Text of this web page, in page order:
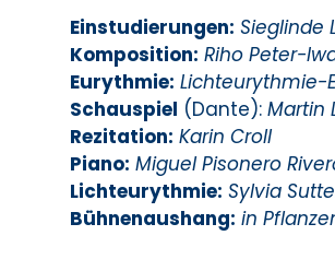
Einstudierungen: Sieglinde
Komposition: Riho Peter-
Eurythmie: Lichteurythmie-
Schauspiel (Dante): Martin
Rezitation: Karin Croll
Piano: Miguel Pisonero
Lichteurythmie: Sylvia
Bühnenaushang: in